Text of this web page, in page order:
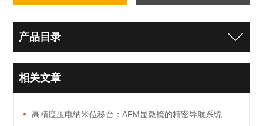
产品目录
相关文章
高精度压电纳米位移台：AFM显微镜的精密导航系统